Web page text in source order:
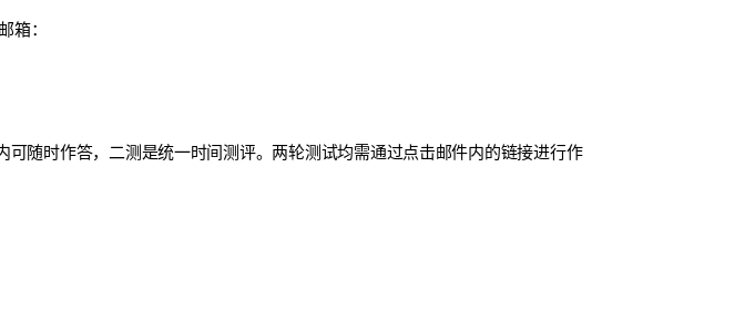
箱：
随时作答，二测是统一时间测评。两轮测试均需通过点击邮件内的链接进行作